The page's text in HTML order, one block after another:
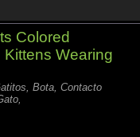
Colored
Kittens Wearing
Bota, Contacto